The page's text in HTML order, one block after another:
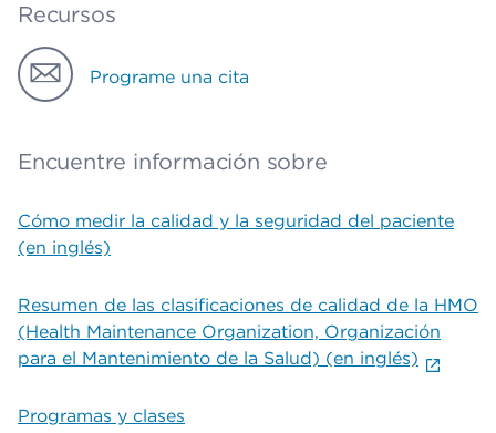
Recursos
Programe una cita
Encuentre información sobre
Cómo medir la calidad y la seguridad del paciente
(en inglés)
Resumen de las clasificaciones de calidad de la HMO
(Health Maintenance Organization, Organización
para el Mantenimiento de la Salud) (en inglés)
Programas y clases